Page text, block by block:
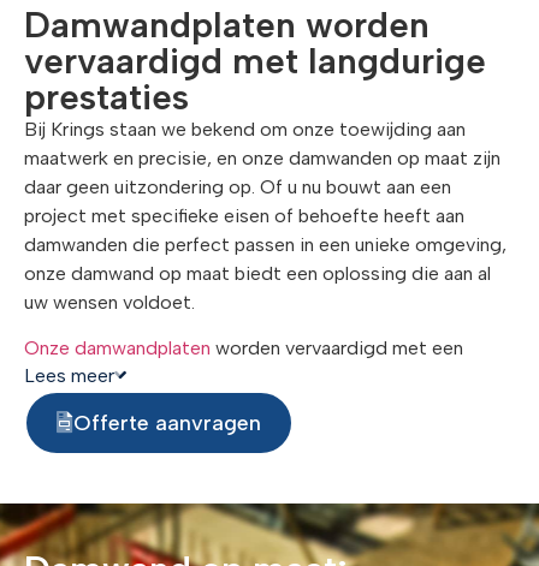
Damwandplaten worden
vervaardigd met langdurige
prestaties
Bij Krings staan we bekend om onze toewijding aan
maatwerk en precisie, en onze damwanden op maat zijn
daar geen uitzondering op. Of u nu bouwt aan een
project met specifieke eisen of behoefte heeft aan
damwanden die perfect passen in een unieke omgeving,
onze damwand op maat biedt een oplossing die aan al
uw wensen voldoet.
Onze damwandplaten worden vervaardigd met een
sterke nadruk op langdurige prestaties. Of u nu
damwanden nodig heeft voor tijdelijke toepassingen of
voor langdurige constructies, onze damwandplaten
bewuste keuze voor de lange termijn, waarbij u niet alleen
investeert in kwaliteit, maar ook in de duurzaamheid die
Lees meer
Offerte aanvragen